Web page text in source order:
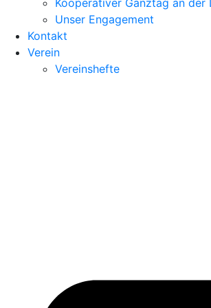
Kooperativer Ganztag an der
Unser Engagement
Kontakt
Verein
Vereinshefte